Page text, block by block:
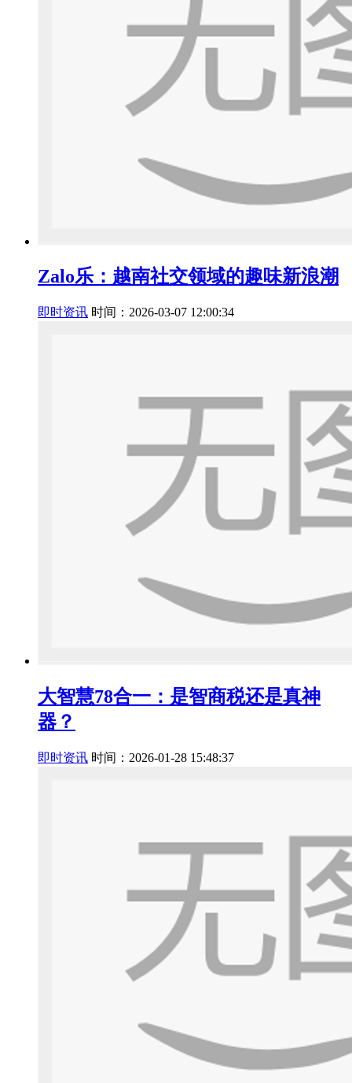
Zalo乐：越南社交领域的趣味新浪潮
即时资讯 时间：2026-03-07 12:00:34
大智慧78合一：是智商税还是真神
器？
即时资讯 时间：2026-01-28 15:48:37